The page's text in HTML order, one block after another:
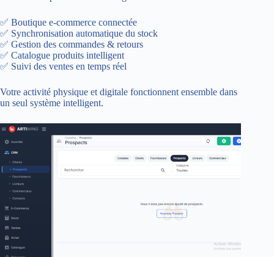
✅ Boutique e-commerce connectée
✅ Synchronisation automatique du stock
✅ Gestion des commandes & retours
✅ Catalogue produits intelligent
✅ Suivi des ventes en temps réel
Votre activité physique et digitale fonctionnent ensemble dans
un seul système intelligent.